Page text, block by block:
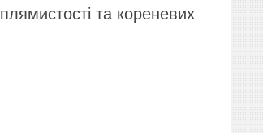
та кореневих